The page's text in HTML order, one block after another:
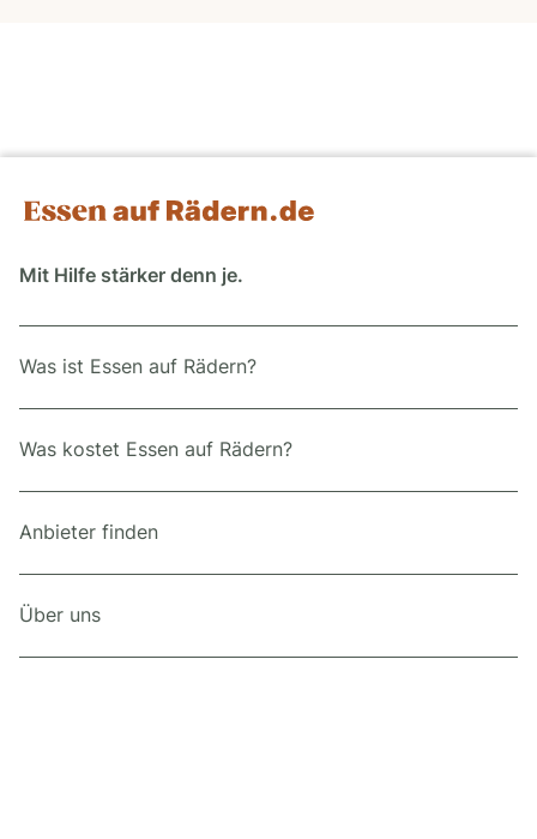
Mit Hilfe stärker denn je.
Was ist Essen auf Rädern?
Was kostet Essen auf Rädern?
Anbieter finden
Über uns